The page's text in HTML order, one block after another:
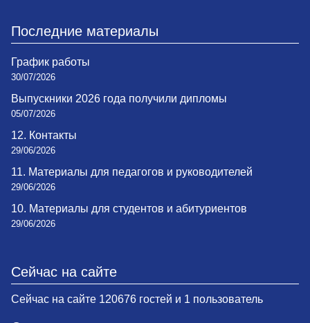
Последние материалы
График работы
30/07/2026
Выпускники 2026 года получили дипломы
05/07/2026
12. Контакты
29/06/2026
11. Материалы для педагогов и руководителей
29/06/2026
10. Материалы для студентов и абитуриентов
29/06/2026
Сейчас на сайте
Сейчас на сайте 120676 гостей и 1 пользователь